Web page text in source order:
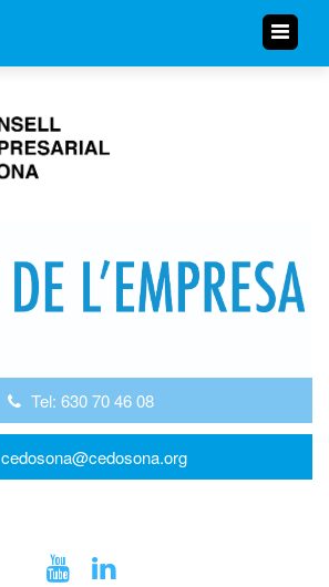
Tel: 630 70 46 08
cedosona@cedosona.org